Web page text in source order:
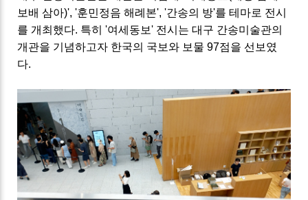
보배 삼아)', '훈민정음 해례본', '간송의 방'를 테마로 전시
를 개최했다. 특히 '여세동보' 전시는대구 간송미술관의
개관을 기념하고자 한국의 국보와 보물 97점을 선보였
다.